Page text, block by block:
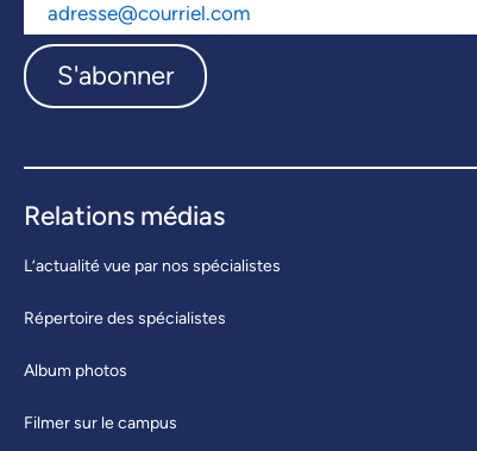
S'abonner
Relations médias
L’actualité vue par nos spécialistes
Répertoire des spécialistes
Album photos
Filmer sur le campus